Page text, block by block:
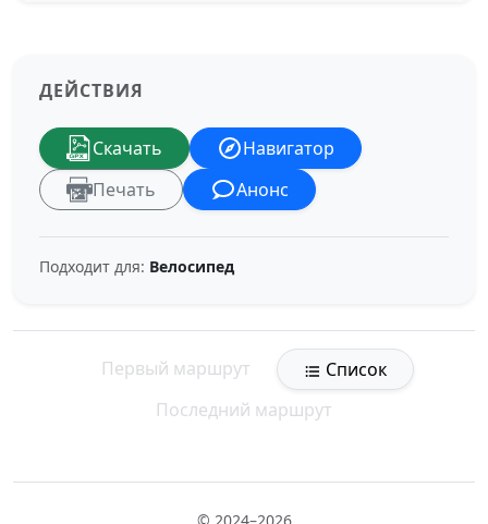
ДЕЙСТВИЯ
Скачать
Навигатор
Печать
Анонс
Подходит для: Велосипед
Первый маршрут
Список
Последний маршрут